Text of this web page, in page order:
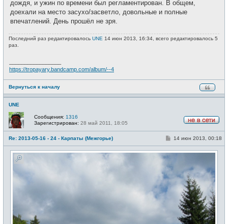
дождя, и ужин по времени был регламентирован. В общем,
доехали на место засухо/засветло, довольные и полные
впечатлений. День прошёл не зря.
Последний раз редактировалось UNE 14 июн 2013, 16:34, всего редактировалось 5
раз.
https://tropayary.bandcamp.com/album/--4
Вернуться к началу
UNE
е
в
с
Сообщения: 1316
Зарегистрирован: 28 май 2011, 18:05
Re: 2013-05-16 - 24 - Карпаты (Межгорье)
С
о
14 июн 2013, 00:18